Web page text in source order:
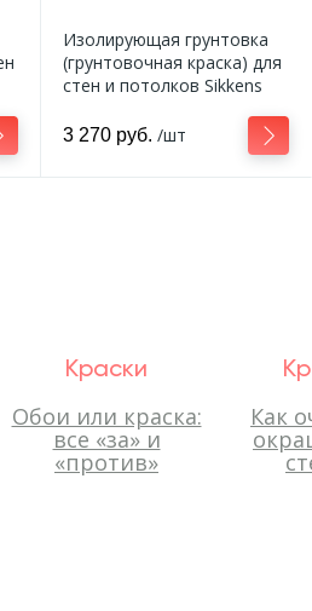
Изолирующая грунтовка
(грунтовочная краска) для
стен и потолков Sikkens
Полуматовая 1-10 л
3 270 руб. /шт
Краски
Обои или краска:
все «за» и
«против»
Как